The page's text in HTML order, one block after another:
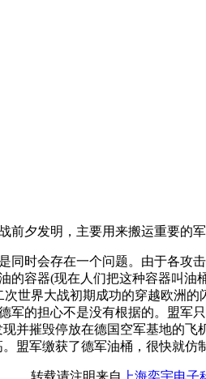
前夕发明，主要用来搬运重要
时会存在一个问题。由于各攻
容器(现在人们把这种容器叫油
世界大战初期成功的穿越欧洲
的担心不是没有根据的。盟军
并摧毁停放在德国空军基地的
盟军缴获了德军油桶，很快就仿